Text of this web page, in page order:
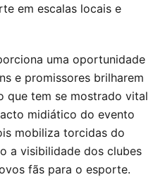
em escalas locais e
uma oportunidade
e promissores brilharem
que tem se mostrado vital
midiático do evento
mobiliza torcidas do
a visibilidade dos clubes
fãs para o esporte.